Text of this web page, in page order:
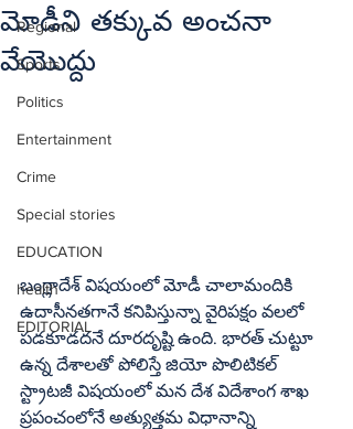
Regional
Sports
Politics
Entertainment
Crime
Special stories
EDUCATION
health
EDITORIAL
మోడీని తక్కువ అంచనా
వేయొద్దు
బంగ్లాదేశ్‌ విషయంలో మోడీ చాలామందికి
ఉదాసీనతగానే కనిపిస్తున్నా వైరిపక్షం వలలో
పడకూడదనే దూరదృష్టి ఉంది. భారత్‌ చుట్టూ
ఉన్న దేశాలతో పోలిస్తే జియో పొలిటికల్‌
స్ట్రాటజీ విషయంలో మన దేశ విదేశాంగ శాఖ
ప్రపంచంలోనే అత్యుత్తమ విధానాన్ని